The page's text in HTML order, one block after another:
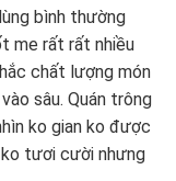
bình thường
me rất rất nhiều
chất lượng món
sâu. Quán trông
ko gian ko được
ko tươi cười nhưng